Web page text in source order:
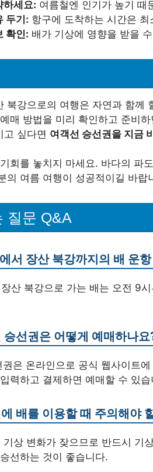
하세요: 여름철엔 인기가 높기 때
두기: 항구에 도착하는 시간은
확인: 배가 기상에 영향을 받을
북강으로의 여행은 자연과 함께
매 방법을 미리 확인하고 준비
고 싶다면 여객선 승선권을 지금
회를 놓치지 마세요. 바다의 파
의 여름 여행이 성공적이길 바랍
질문 Q&A
서 장산 북강까지의 배 운
산 북강으로 가는 배는 오전 9
선권은 어떻게 예매하나요
은 온라인으로 공식 웹사이트
력하고 결제하면 예매할 수 있습
배를 이용할 때 주의해야
상 변화가 잦으므로 반드시 기
선하는 것이 좋습니다.